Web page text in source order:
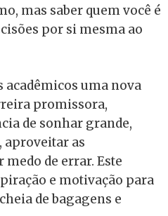
mas saber quem você é
por si mesma ao
acadêmicos uma nova
promissora,
de sonhar grande,
aproveitar as
de errar. Este
e motivação para
de bagagens e